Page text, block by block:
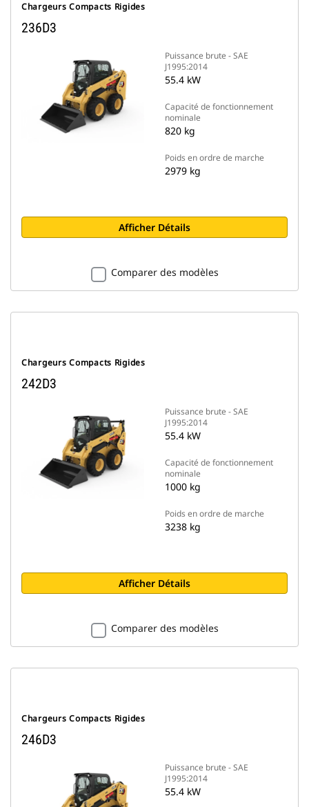
Chargeurs Compacts Rigides
236D3
Puissance brute - SAE
J1995:2014
55.4 kW
Capacité de fonctionnement
nominale
820 kg
Poids en ordre de marche
2979 kg
Afficher Détails
Comparer des modèles
Chargeurs Compacts Rigides
242D3
Puissance brute - SAE
J1995:2014
55.4 kW
Capacité de fonctionnement
nominale
1000 kg
Poids en ordre de marche
3238 kg
Afficher Détails
Comparer des modèles
Chargeurs Compacts Rigides
246D3
Puissance brute - SAE
J1995:2014
55.4 kW